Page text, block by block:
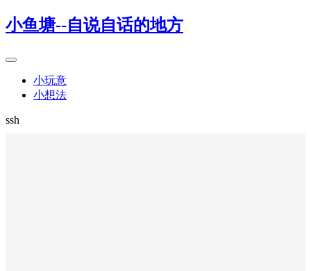
小鱼塘--自说自话的地方
小玩意
小想法
ssh